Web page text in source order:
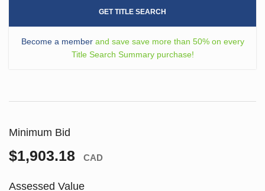
GET TITLE SEARCH
Become a memberand save save more than 50% on every
Title Search Summary purchase!
Minimum Bid
$1,903.18 CAD
Assessed Value